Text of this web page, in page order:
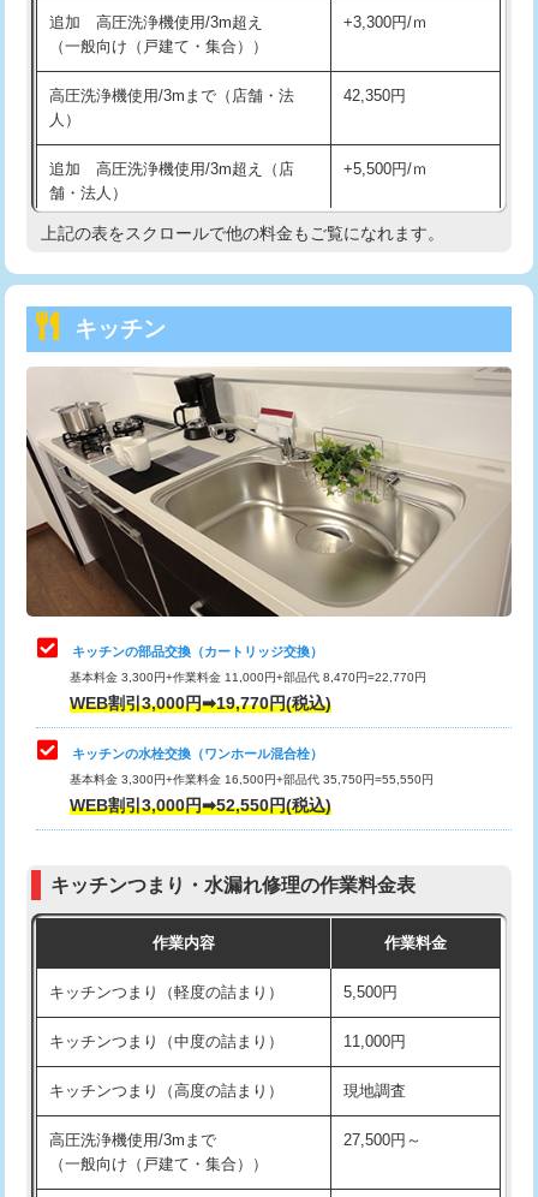
交換・取付（その他部品） 11,000円+材料費
持込商品取付（単水栓） 13,200円
持込商品取付（混合水栓）
持込商品取付（浄水器・分岐水栓） 16,500円
持込商品取付（温水洗浄便座） 22,000円
持込商品取付（普通便座⇔温水洗浄便
22,000円
給水管工事※（ホール加工)
給水管工事※（バンド止め) 3,300円
給水管工事※（支持金具設置) 5,500円
給水管工事※（保温材使用（バンド止
め込み）)
5,500円
給水管工事※（土の掘削・埋め戻し作
11,000円
給水管工事※（塩ビ管（VP・HI）使
用/3ｍまで)
給水管工事※（塩ビ管（VP・HI）使
用（追加）/3ｍ超え)
給水管工事※（ライニング鋼管・銅
管・ポリ管・HT管使用/3ｍまで)
44,000円
管・ポリ管・HT管使用/3ｍ超え)
排水管工事（土の掘削・埋め戻し作
11,000円~
排水管工事（排水管工事/3ｍまで） 55,000円
排水管工事（追加 排水管工事/3ｍ超
+11,000円
マス交換（土の掘削・埋め戻し作業）
マス交換（深さ50㎝未満）
追加 高圧洗浄機使用/3m超え
（一般向け（戸建て・集合））
+3,300円/ｍ
高圧洗浄機使用/3mまで（店舗・法
人）
42,350円
追加 高圧洗浄機使用/3m超え（店
舗・法人）
+5,500円/ｍ
高度高圧洗浄換 現地調査
トーラー機使用/3mまで
追加トーラー機使用/3m超え +3,300円
カメラ調査 33,000円
桝清掃 8,800円
止水・漏水調査・防水処理・清掃・修
理・調整・分解・加工など（軽作業）
11,000円
止水・漏水調査・防水処理・清掃・修
理・調整・分解・加工など（中作業）
22,000円
止水・漏水調査・防水処理・清掃・修
理・調整・分解・加工など（重作業）
33,000円
お風呂タンク脱着
その他部品の脱着
式・ワンホール）)
交換・取付(排水栓・排水トラップ
22,000円+材料費
持込商品取付（単水栓）
上記の表をスクロールで他の料金もご覧になれます。
キッチン
キッチンの部品交換（カートリッジ交換）
基本料金 3,300円+作業料金 11,000円+部品代 8,470円=22,770円
WEB割引3,000円➡19,770円(税込)
キッチンの水栓交換（ワンホール混合栓）
基本料金 3,300円+作業料金 16,500円+部品代 35,750円=55,550円
WEB割引3,000円➡52,550円(税込)
キッチンつまり・水漏れ修理の作業料金表
作業内容 作業料金
キッチンつまり（軽度の詰まり） 5,500円
キッチンつまり（中度の詰まり） 11,000円
キッチンつまり（高度の詰まり） 現地調査
高圧洗浄機使用/3mまで
（一般向け（戸建て・集合））
27,500円～